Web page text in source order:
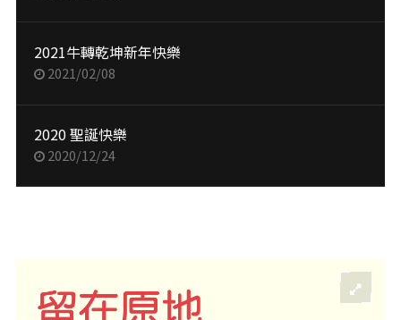
2021牛轉乾坤新年快樂
2021/02/08
2020 聖誕快樂
2020/12/24